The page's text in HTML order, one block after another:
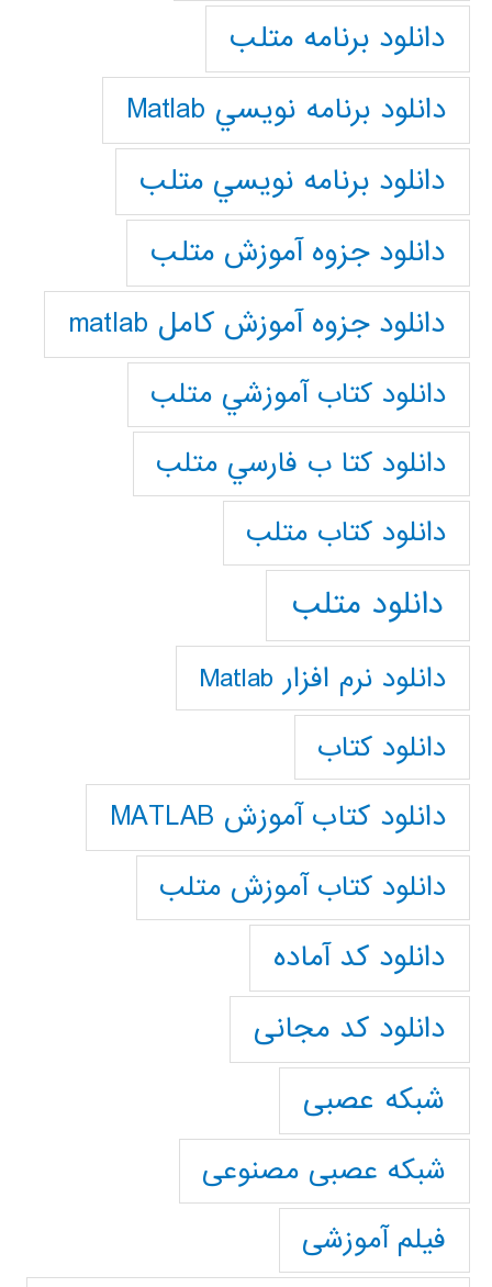
دانلود برنامه متلب
دانلود برنامه نويسي Matlab
دانلود برنامه نويسي متلب
دانلود جزوه آموزش متلب
دانلود جزوه آموزش کامل matlab
دانلود كتاب آموزشي متلب
دانلود كتا ب فارسي متلب
دانلود كتاب متلب
دانلود متلب
دانلود نرم افزار Matlab
دانلود کتاب
دانلود کتاب آموزش MATLAB
دانلود کتاب آموزش متلب
دانلود کد آماده
دانلود کد مجانی
شبکه عصبی
شبکه عصبی مصنوعی
فیلم آموزشی